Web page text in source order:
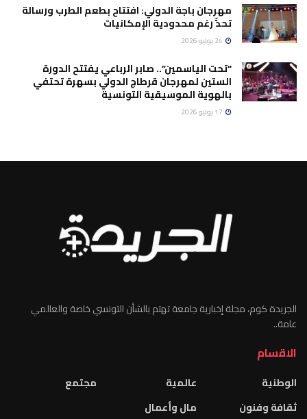
مهرجان باجة الدولي: افتتاح بطعم الطرب ورسالة
تحدٍّ رغم محدودية الإمكانيات
“تحت الياسمين”.. صابر الرباعي يفتتح الدورة
الستين لمهرجان قرطاج الدولي بسهرة تحتفي
بالهوية الموسيقية التونسية
الجريدة كوم، مجلة إخبارية جامعة تهتم بالشأن التونسي خاصة والعالمي
عامة..
الاقسام
الوطنية
ثقافة وفنون
عالمية
مال وأعمال
مجتمع